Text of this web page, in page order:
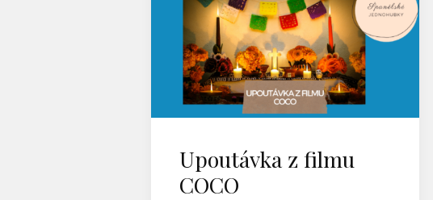
Upoutávka z filmu
COCO